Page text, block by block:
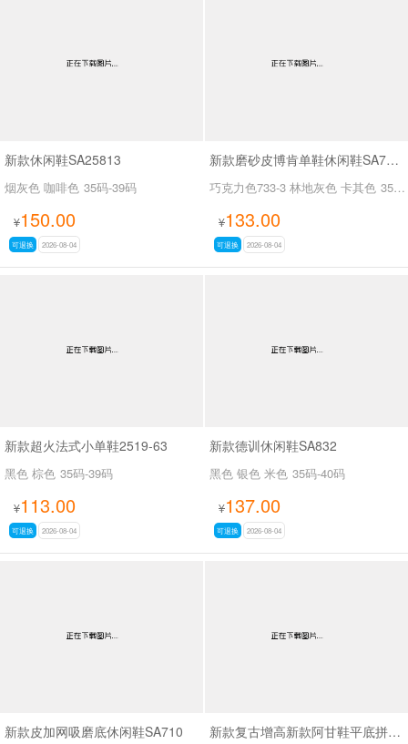
新款休闲鞋SA25813
烟灰色 咖啡色 35码-39码
¥150.00
可退换 2026-08-04
新款磨砂皮博肯单鞋休闲鞋SA733-9
巧克力色733-3 林地灰色 卡其色 35码-40码
¥133.00
可退换 2026-08-04
新款超火法式小单鞋2519-63
黑色 棕色 35码-39码
¥113.00
可退换 2026-08-04
新款德训休闲鞋SA832
黑色 银色 米色 35码-40码
¥137.00
可退换 2026-08-04
新款皮加网吸磨底休闲鞋SA710 新款复古增高新款阿甘鞋平底拼色德训软面休闲小众运动鞋SA2695